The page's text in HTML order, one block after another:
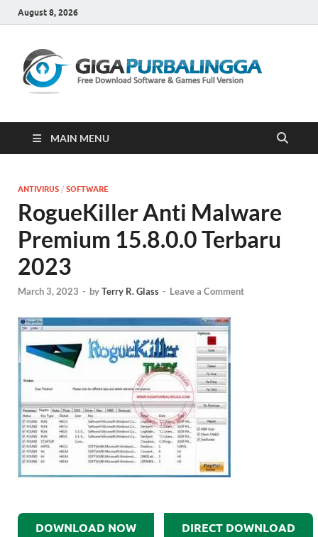
August 8, 2026
MAIN MENU
ANTIVIRUS / SOFTWARE
RogueKiller Anti Malware
Premium 15.8.0.0 Terbaru
2023
March 3, 2023 - byTerry R. Glass - Leave a Comment
DOWNLOAD NOW DIRECT DOWNLOAD